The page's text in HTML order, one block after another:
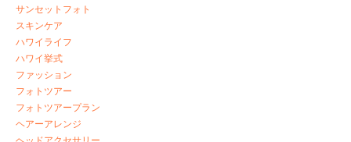
サンセットフォト
スキンケア
ハワイライフ
ハワイ挙式
ファッション
フォトツアー
フォトツアープラン
ヘアーアレンジ